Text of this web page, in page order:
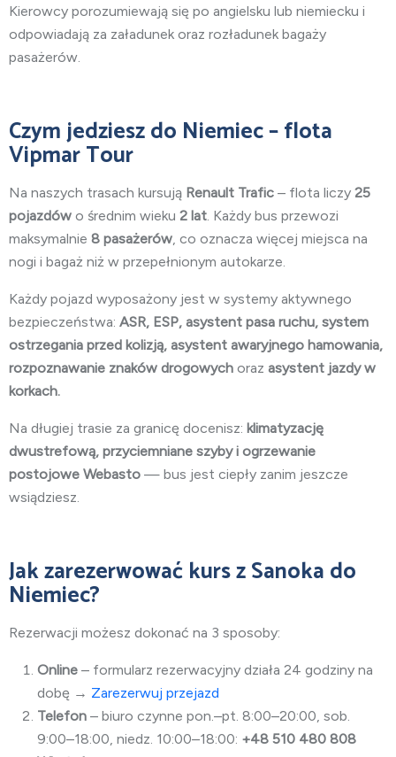
Kierowcy porozumiewają się po angielsku lub niemiecku i
odpowiadają za załadunek oraz rozładunek bagaży
pasażerów.
Czym jedziesz do Niemiec – flota
Vipmar Tour
Na naszych trasach kursują Renault Trafic – flota liczy 25
pojazdów o średnim wieku 2 lat . Każdy bus przewozi
maksymalnie 8 pasażerów , co oznacza więcej miejsca na
nogi i bagaż niż w przepełnionym autokarze.
Każdy pojazd wyposażony jest w systemy aktywnego
bezpieczeństwa: ASR, ESP, asystent pasa ruchu, system
ostrzegania przed kolizją, asystent awaryjnego hamowania,
rozpoznawanie znaków drogowych oraz asystent jazdy w
korkach.
Na długiej trasie za granicę docenisz: klimatyzację
dwustrefową, przyciemniane szyby i ogrzewanie
postojowe Webasto — bus jest ciepły zanim jeszcze
wsiądziesz.
Jak zarezerwować kurs z Sanoka do
Niemiec?
Rezerwacji możesz dokonać na 3 sposoby:
Online – formularz rezerwacyjny działa 24 godziny na
dobę → Zarezerwuj przejazd
Telefon – biuro czynne pon.–pt. 8:00–20:00, sob.
9:00–18:00, niedz. 10:00–18:00: +48 510 480 808